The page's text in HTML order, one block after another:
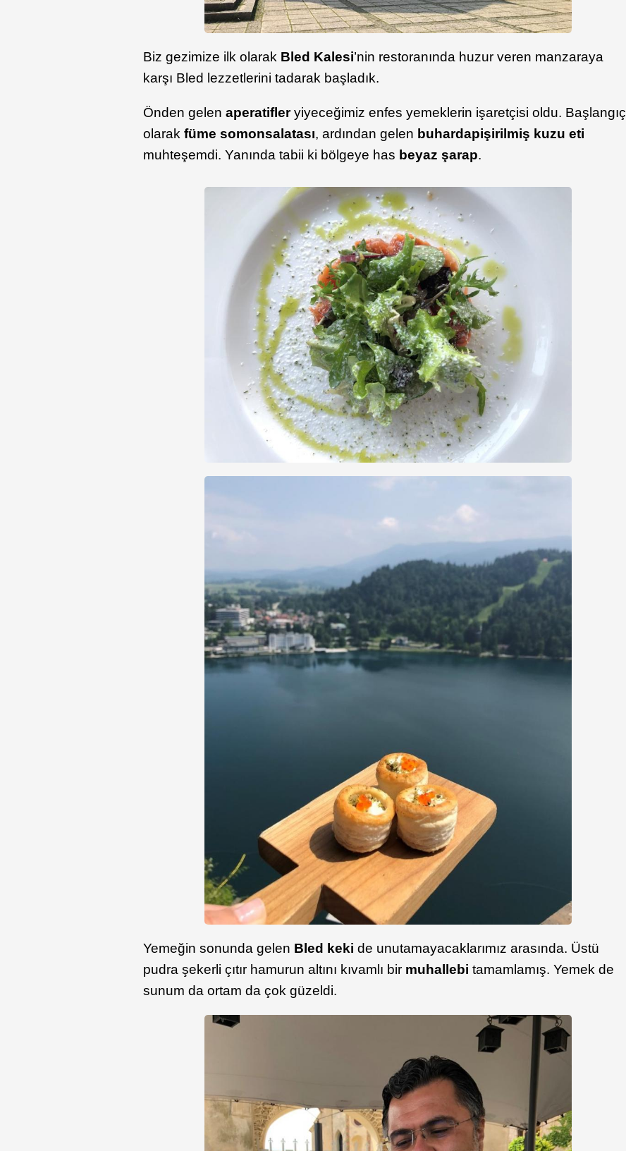
Biz gezimize ilk olarak Bled Kalesi’nin restoranında huzur veren manzaraya
karşı Bled lezzetlerini tadarak başladık.
Önden gelenaperatifleryiyeceğimiz enfes yemeklerin işaretçisi oldu. Başlangıç
olarakfüme somonsalatası, ardından gelen buhardapişirilmiş kuzu eti
muhteşemdi. Yanında tabii ki bölgeye has beyaz şarap.
Yemeğin sonunda gelen Bled keki de unutamayacaklarımız arasında. Üstü
pudra şekerli çıtır hamurun altını kıvamlı bir muhallebi tamamlamış. Yemek de
sunum da ortam da çok güzeldi.